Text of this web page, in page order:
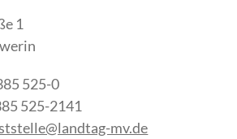
1
525-0
525-2141
mv.de